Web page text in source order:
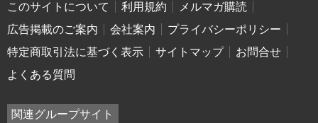
このサイトについて 利用規約
メルマガ購読
広告掲載のご案内
会社案内
プライバシーポリシー
特定商取引法に基づく表示
サイトマップ
お問合せ
よくある質問
関連グループサイト